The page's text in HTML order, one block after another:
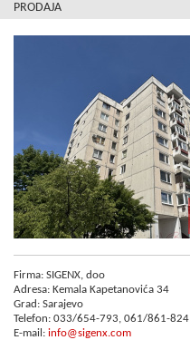
PRODAJA
Firma: SIGENX, doo
Adresa: Kemala Kapetanovića 34
Grad: Sarajevo
Telefon: 033/654-793, 061/861-824
E-mail: info@sigenx.com